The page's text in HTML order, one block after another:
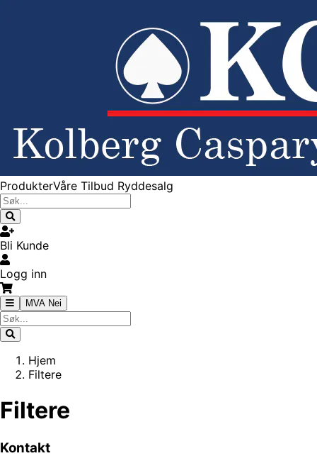
ProdukterVåre Tilbud Ryddesalg
Bli Kunde
Logg inn
MVA Nei
Hjem
Filtere
Filtere
Kontakt